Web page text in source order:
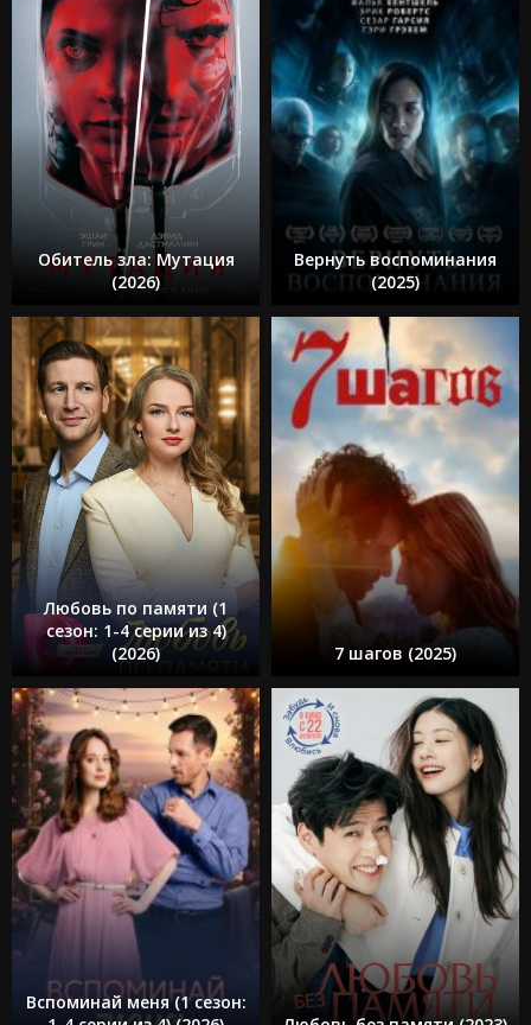
Обитель зла: Мутация
(2026)
Вернуть воспоминания
(2025)
Любовь по памяти (1
сезон: 1-4 серии из 4)
(2026)
7 шагов (2025)
Вспоминай меня (1 сезон: